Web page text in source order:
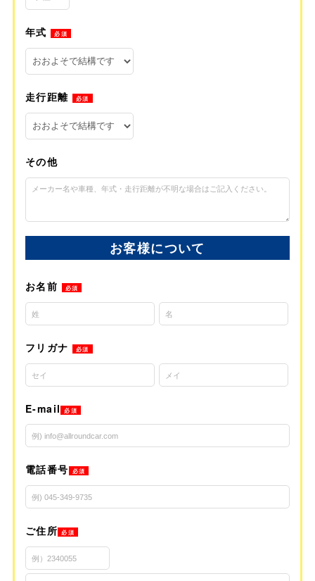
年式 必須
走行距離 必須
その他
お客様について
お名前 必須
フリガナ 必須
E-mail 必須
電話番号 必須
ご住所 必須